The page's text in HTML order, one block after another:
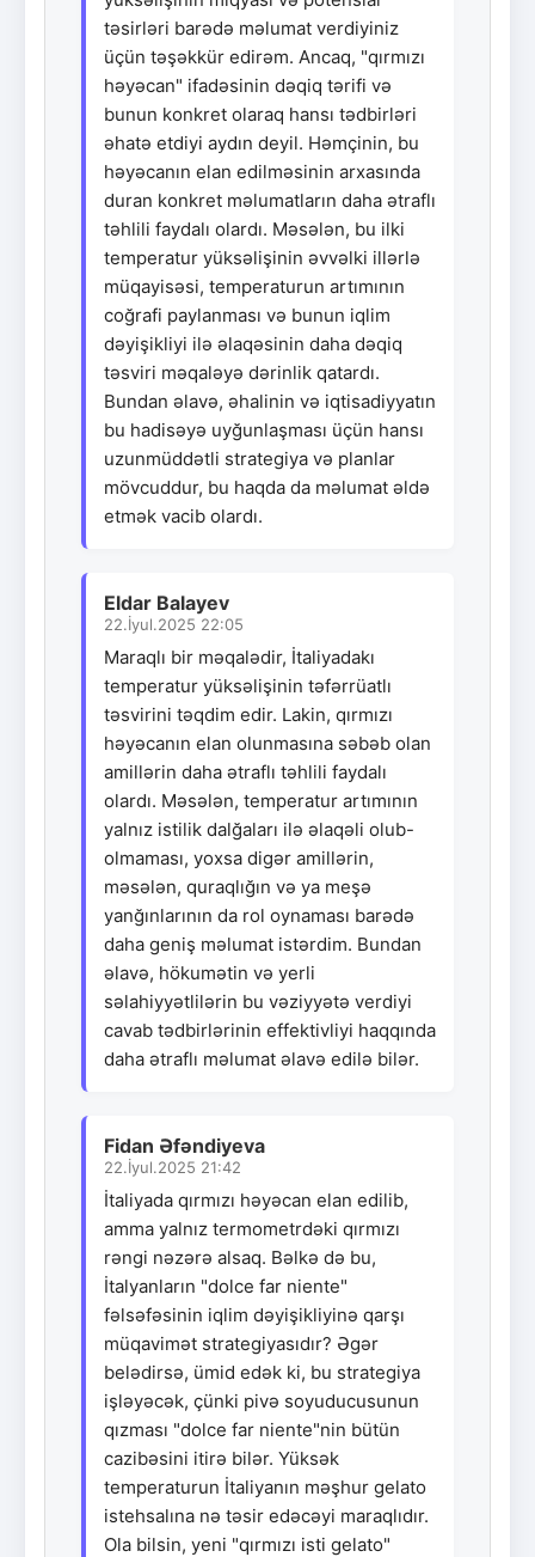
təsirləri barədə məlumat verdiyiniz
üçün təşəkkür edirəm. Ancaq, "qırmızı
həyəcan" ifadəsinin dəqiq tərifi və
bunun konkret olaraq hansı tədbirləri
əhatə etdiyi aydın deyil. Həmçinin, bu
həyəcanın elan edilməsinin arxasında
duran konkret məlumatların daha ətraflı
təhlili faydalı olardı. Məsələn, bu ilki
temperatur yüksəlişinin əvvəlki illərlə
müqayisəsi, temperaturun artımının
coğrafi paylanması və bunun iqlim
dəyişikliyi ilə əlaqəsinin daha dəqiq
təsviri məqaləyə dərinlik qatardı.
Bundan əlavə, əhalinin və iqtisadiyyatın
bu hadisəyə uyğunlaşması üçün hansı
uzunmüddətli strategiya və planlar
mövcuddur, bu haqda da məlumat əldə
etmək vacib olardı.
Eldar Balayev
22.İyul.2025 22:05
Maraqlı bir məqalədir, İtaliyadakı
temperatur yüksəlişinin təfərrüatlı
təsvirini təqdim edir. Lakin, qırmızı
həyəcanın elan olunmasına səbəb olan
amillərin daha ətraflı təhlili faydalı
olardı. Məsələn, temperatur artımının
yalnız istilik dalğaları ilə əlaqəli olub-
olmaması, yoxsa digər amillərin,
məsələn, quraqlığın və ya meşə
yanğınlarının da rol oynaması barədə
daha geniş məlumat istərdim. Bundan
əlavə, hökumətin və yerli
səlahiyyətlilərin bu vəziyyətə verdiyi
cavab tədbirlərinin effektivliyi haqqında
daha ətraflı məlumat əlavə edilə bilər.
Fidan Əfəndiyeva
22.İyul.2025 21:42
İtaliyada qırmızı həyəcan elan edilib,
amma yalnız termometrdəki qırmızı
rəngi nəzərə alsaq. Bəlkə də bu,
İtalyanların "dolce far niente"
fəlsəfəsinin iqlim dəyişikliyinə qarşı
müqavimət strategiyasıdır? Əgər
belədirsə, ümid edək ki, bu strategiya
işləyəcək, çünki pivə soyuducusunun
qızması "dolce far niente"nin bütün
cazibəsini itirə bilər. Yüksək
temperaturun İtaliyanın məşhur gelato
istehsalına nə təsir edəcəyi maraqlıdır.
Ola bilsin, yeni "qırmızı isti gelato"